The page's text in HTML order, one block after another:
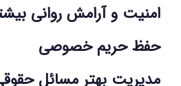
امنیت و آرامش روانی
حفظ حریم خصوصی
مدیریت بهتر مسائل